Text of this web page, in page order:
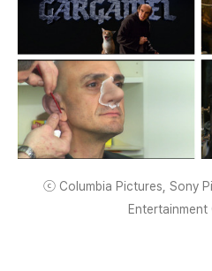
ⓒ Columbia Pictures, Sony
Entertainment